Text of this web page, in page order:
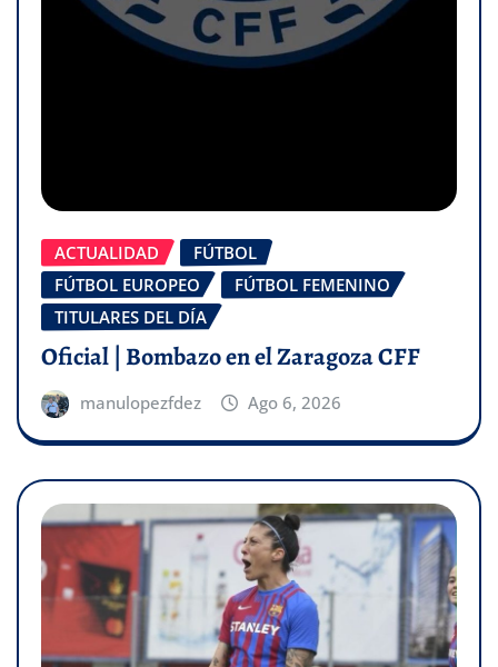
ACTUALIDAD
FÚTBOL
FÚTBOL EUROPEO
FÚTBOL FEMENINO
TITULARES DEL DÍA
Oficial | Bombazo en el Zaragoza CFF
manulopezfdez Ago 6, 2026